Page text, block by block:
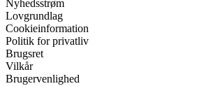
Nyhedsstrøm
Lovgrundlag
Cookieinformation
Politik for privatliv
Brugsret
Vilkår
Brugervenlighed